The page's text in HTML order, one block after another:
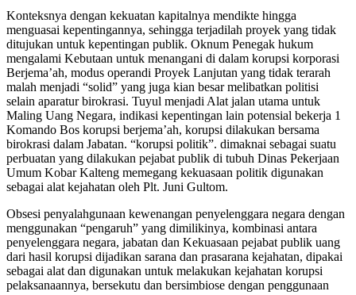
Konteksnya dengan kekuatan kapitalnya mendikte hingga
menguasai kepentingannya, sehingga terjadilah proyek yang tidak
ditujukan untuk kepentingan publik. Oknum Penegak hukum
mengalami Kebutaan untuk menangani di dalam korupsi korporasi
Berjema’ah, modus operandi Proyek Lanjutan yang tidak terarah
malah menjadi “solid” yang juga kian besar melibatkan politisi
selain aparatur birokrasi. Tuyul menjadi Alat jalan utama untuk
Maling Uang Negara, indikasi kepentingan lain potensial bekerja 1
Komando Bos korupsi berjema’ah, korupsi dilakukan bersama
birokrasi dalam Jabatan. “korupsi politik”. dimaknai sebagai suatu
perbuatan yang dilakukan pejabat publik di tubuh Dinas Pekerjaan
Umum Kobar Kalteng memegang kekuasaan politik digunakan
sebagai alat kejahatan oleh Plt. Juni Gultom.
Obsesi penyalahgunaan kewenangan penyelenggara negara dengan
menggunakan “pengaruh” yang dimilikinya, kombinasi antara
penyelenggara negara, jabatan dan Kekuasaan pejabat publik uang
dari hasil korupsi dijadikan sarana dan prasarana kejahatan, dipakai
sebagai alat dan digunakan untuk melakukan kejahatan korupsi
pelaksanaannya, bersekutu dan bersimbiose dengan penggunaan